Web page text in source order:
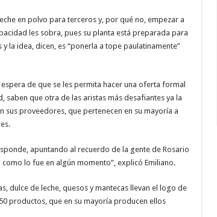
en polvo para terceros y, por qué no, empezar a
les sobra, pues su planta está preparada para
la idea, dicen, es “ponerla a tope paulatinamente”
de que se les permita hacer una oferta formal
que otra de las aristas más desafiantes ya la
proveedores, que pertenecen en su mayoría a
apuntando al recuerdo de la gente de Rosario
lo fue en algún momento”, explicó Emiliano.
dulce de leche, quesos y mantecas llevan el logo de
productos, que en su mayoría producen ellos